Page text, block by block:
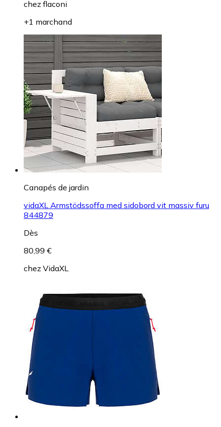
chez flaconi
+1 marchand
Canapés de jardin
vidaXL Armstödssoffa med sidobord vit massiv furu
844879
Dès
80,99 €
chez VidaXL